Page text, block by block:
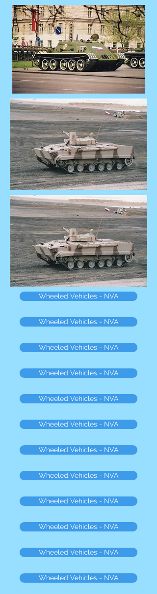
Wheeled Vehicles - NVA
Wheeled Vehicles - NVA
Wheeled Vehicles - NVA
Wheeled Vehicles - NVA
Wheeled Vehicles - NVA
Wheeled Vehicles - NVA
Wheeled Vehicles - NVA
Wheeled Vehicles - NVA
Wheeled Vehicles - NVA
Wheeled Vehicles - NVA
Wheeled Vehicles - NVA
Wheeled Vehicles - NVA